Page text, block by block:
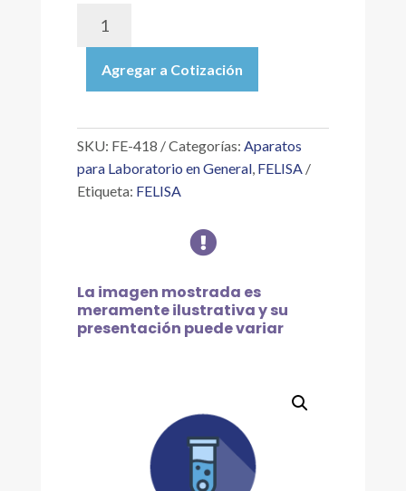
BLOQUE
DE
CON
CAVIDADES
PARA
MM
cantidad
Agregar a Cotización
SKU: FE-418 Categorías: Aparatos
para Laboratorio en General, FELISA
Etiqueta: FELISA

La imagen mostrada es
meramente ilustrativa y su
presentación puede variar